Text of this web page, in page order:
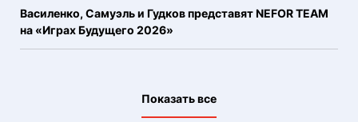
Показать все
Василенко, Самуэль и Гудков представят NEFOR TEAM
на «Играх Будущего 2026»